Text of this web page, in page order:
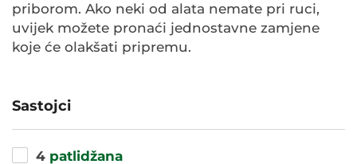
priborom. Ako neki od alata nemate pri ruci,
uvijek možete pronaći jednostavne zamjene
koje će olakšati pripremu.
Sastojci
4 patlidžana